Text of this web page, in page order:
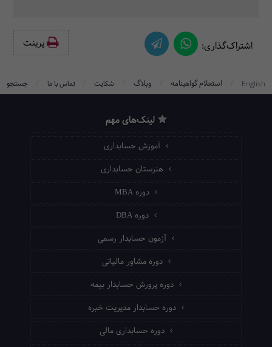
اشتراک‌گذاری: پرینت‌
English استعلام گواهینامه وبلاگ شکایت تماس با ما جستجو
لینک‌های مهم
آموزش حسابداری
هنرستان حسابداری
دوره MBA
دوره DBA
آزمون حسابدار رسمی
دوره مشاور مالیاتی
دوره پرورش حسابدار بیمه
دوره حسابدار مدیریت خبره
دوره حسابداری مالی